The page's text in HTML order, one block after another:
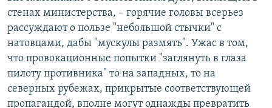
стенах министерства, – горячие головы всерьез
рассуждают о пользе "небольшой стычки" с
натовцами, дабы "мускулы размять". Ужас в том,
что провокационные попытки "заглянуть в глаза
пилоту противника" то на западных, то на
северных рубежах, прикрытые соответствующей
пропагандой, вполне могут однажды превратить